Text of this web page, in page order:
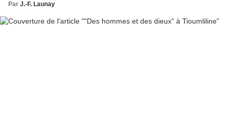
Par J.-F. Launay